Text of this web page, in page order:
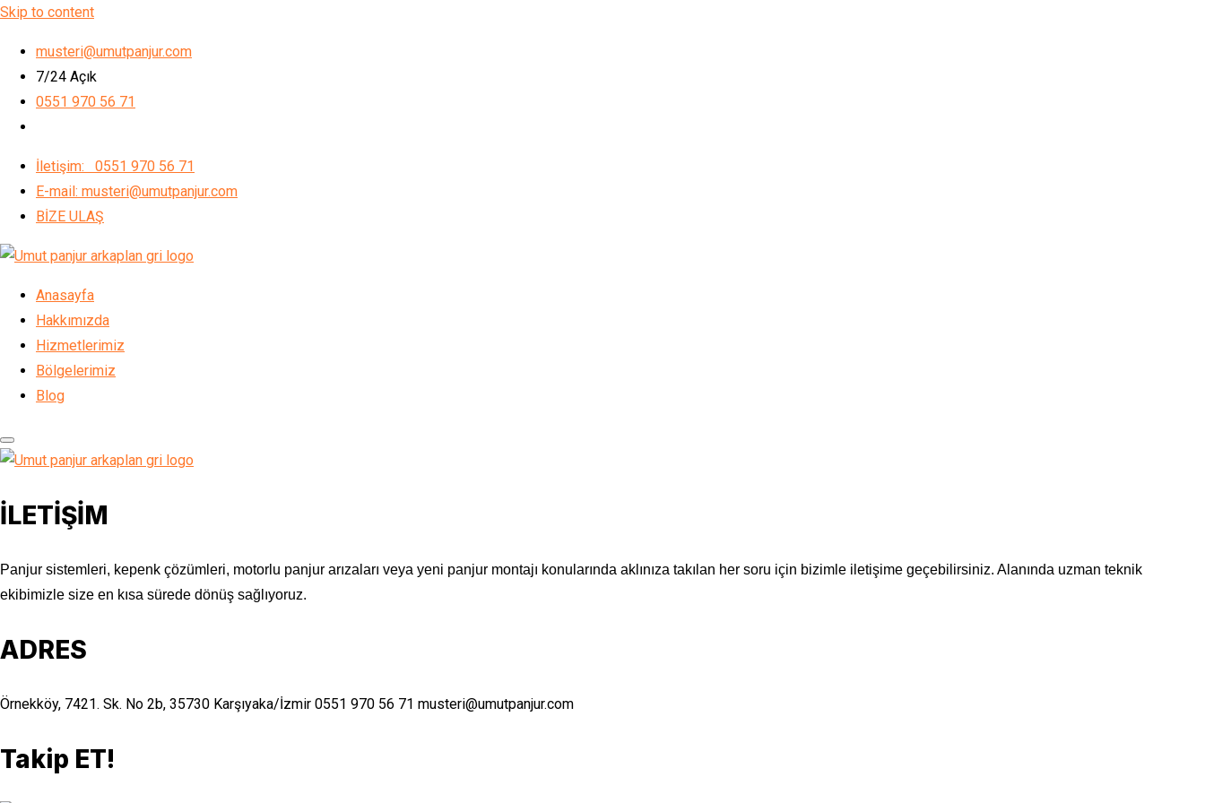
Skip to content
musteri@umutpanjur.com
7/24 Açık
0551 970 56 71
İletişim: 0551 970 56 71
E-mail: musteri@umutpanjur.com
BİZE ULAŞ
Anasayfa
Hakkımızda
Hizmetlerimiz
Bölgelerimiz
Blog
İLETİŞİM
Panjur sistemleri, kepenk çözümleri, motorlu panjur arızaları veya yeni panjur montajı konularında aklınıza takılan her soru için bizimle iletişime geçebilirsiniz. Alanında uzman teknik
ekibimizle size en kısa sürede dönüş sağlıyoruz.
ADRES
Örnekköy, 7421. Sk. No 2b, 35730 Karşıyaka/İzmir 0551 970 56 71 musteri@umutpanjur.com
Takip ET!